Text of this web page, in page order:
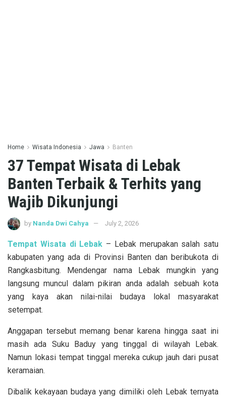
Home Wisata Indonesia Jawa Banten
37 Tempat Wisata di Lebak
Banten Terbaik & Terhits yang
Wajib Dikunjungi
by Nanda Dwi Cahya July 2, 2026
Tempat Wisata di Lebak – Lebak merupakan salah satu
kabupaten yang ada di Provinsi Banten dan beribukota di
Rangkasbitung. Mendengar nama Lebak mungkin yang
langsung muncul dalam pikiran anda adalah sebuah kota
yang kaya akan nilai-nilai budaya lokal masyarakat
setempat.
Anggapan tersebut memang benar karena hingga saat ini
masih ada Suku Baduy yang tinggal di wilayah Lebak.
Namun lokasi tempat tinggal mereka cukup jauh dari pusat
keramaian.
Dibalik kekayaan budaya yang dimiliki oleh Lebak ternyata